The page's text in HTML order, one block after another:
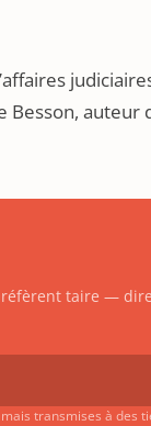
auteur
taire —
transmises à des